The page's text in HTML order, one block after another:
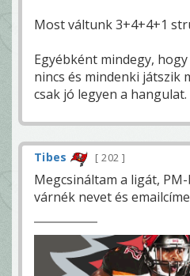
Most váltunk 3+4+4+1
Egyébként mindegy,
nincs és mindenki játszik
csak jó legyen a hangulat.
Tibes 202
Megcsináltam a ligát,
várnék nevet és